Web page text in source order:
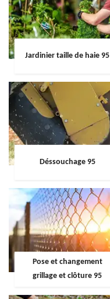
Jardinier taille de haie 95
Déssouchage 95
Pose et changement
grillage et clôture 95